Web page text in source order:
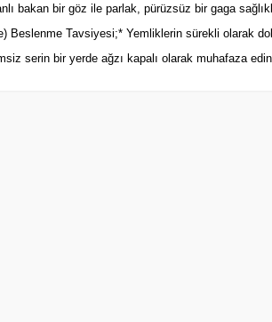
bakan bir göz ile parlak, pürüzsüz bir gaga
Tavsiyesi;* Yemliklerin sürekli olarak
serin bir yerde ağzı kapalı olarak muhafaza